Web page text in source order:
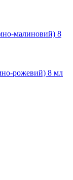
малиновий) 8